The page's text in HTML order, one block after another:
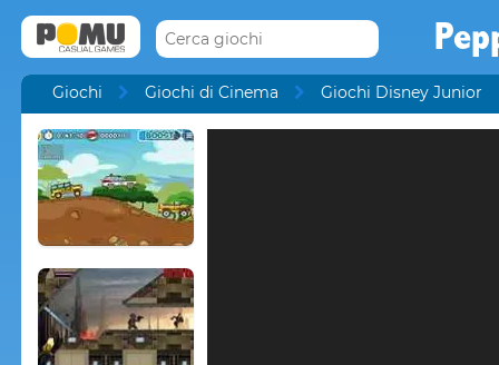
Giochi Giochi di Cinema Giochi Disney Junior